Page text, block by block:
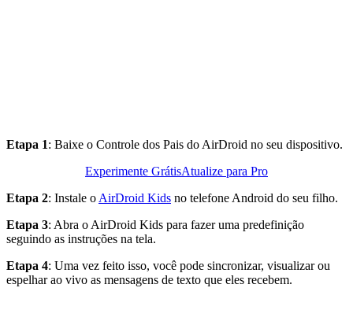
Etapa 1: Baixe o Controle dos Pais do AirDroid no seu dispositivo.
Experimente GrátisAtualize para Pro
Etapa 2: Instale o AirDroid Kids no telefone Android do seu filho.
Etapa 3: Abra o AirDroid Kids para fazer uma predefinição
seguindo as instruções na tela.
Etapa 4: Uma vez feito isso, você pode sincronizar, visualizar ou
espelhar ao vivo as mensagens de texto que eles recebem.